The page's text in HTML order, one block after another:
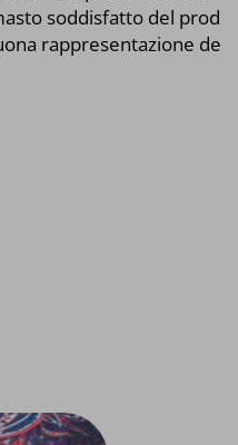
soddisfatto del
rappresentazione del